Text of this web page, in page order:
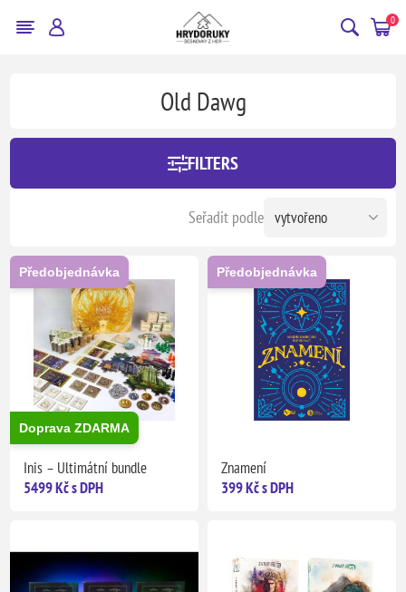
0
Old Dawg
FILTERS
Seřadit podle
Předobjednávka
Doprava ZDARMA
Inis – Ultimátní bundle
5499 Kč s DPH
Předobjednávka
Znamení
399 Kč s DPH